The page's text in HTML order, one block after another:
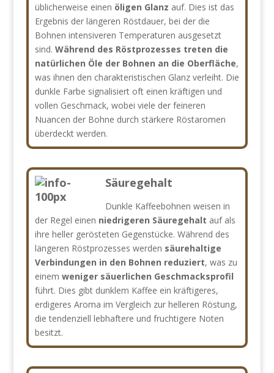
üblicherweise einen öligen Glanz auf. Dies ist das
Ergebnis der längeren Röstdauer, bei der die
Bohnen intensiveren Temperaturen ausgesetzt
sind. Während des Röstprozesses treten die
natürlichen Öle der Bohnen an die Oberfläche,
was ihnen den charakteristischen Glanz verleiht. Die
dunkle Farbe signalisiert oft einen kräftigen und
vollen Geschmack, wobei viele der feineren
Nuancen der Bohne durch stärkere Röstaromen
überdeckt werden.
Säuregehalt
Dunkle Kaffeebohnen weisen in
der Regel einen niedrigeren Säuregehalt auf als
ihre heller gerösteten Gegenstücke. Während des
längeren Röstprozesses werden säurehaltige
Verbindungen in den Bohnen reduziert, was zu
einem weniger säuerlichen Geschmacksprofil
führt. Dies gibt dunklem Kaffee ein kräftigeres,
erdigeres Aroma im Vergleich zur helleren Röstung,
die tendenziell lebhaftere und fruchtigere Noten
besitzt.